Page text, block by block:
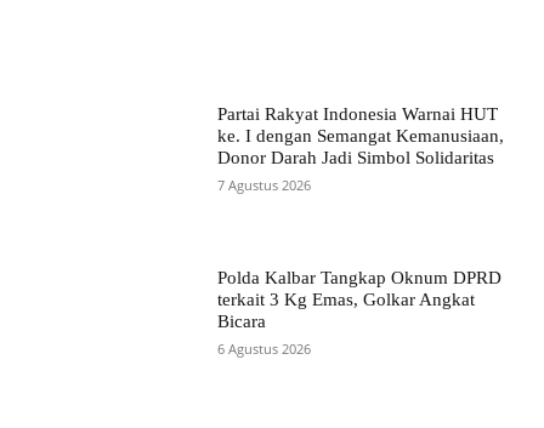
Partai Rakyat Indonesia Warnai HUT
ke. I dengan Semangat Kemanusiaan,
Donor Darah Jadi Simbol Solidaritas
7 Agustus 2026
Polda Kalbar Tangkap Oknum DPRD
terkait 3 Kg Emas, Golkar Angkat
Bicara
6 Agustus 2026